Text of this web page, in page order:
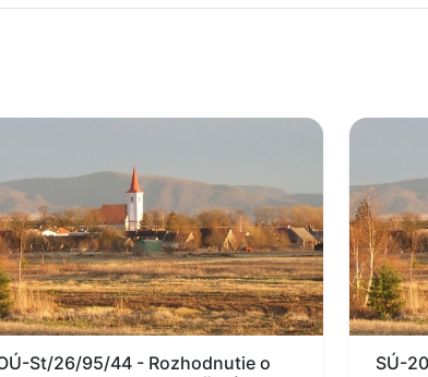
St/26/95/44 - Rozhodnutie o
SÚ-